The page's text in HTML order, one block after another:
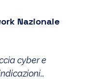
Nazionale
cyber e